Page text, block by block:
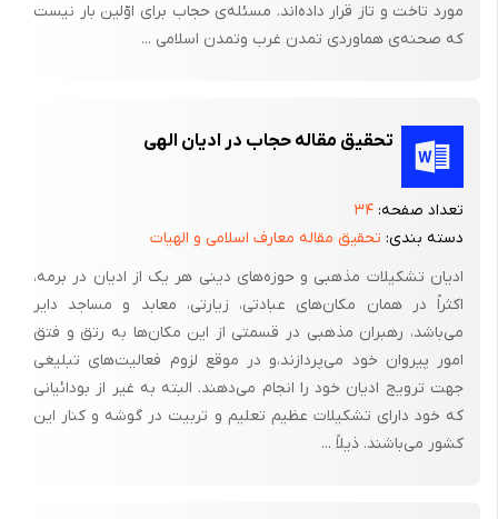
مورد تاخت‌ و تاز قرار داده‌اند. مسئله‌ی‌ حجاب‌ برای‌ اوّلین‌ بار نیست‌
که‌ صحنه‌ی‌ هماوردی‌ تمدن‌ غرب‌ وتمدن‌ اسلامی‌ ...
تحقیق مقاله حجاب در ادیان الهی
تعداد صفحه: ۳۴
دسته بندی: تحقیق مقاله معارف اسلامی و الهیات
ادیان تشکیلات مذهبى و حوزه‌هاى دینى هر یک از ادیان در برمه،
اکثراً در همان مکان‌هاى عبادتی، زیارتی، معابد و مساجد دایر
مى‌باشد، رهبران مذهبى در قسمتى از این مکان‌ها به رتق و فتق
امور پیروان خود مى‌پردازند،و در موقع لزوم فعالیت‌هاى تبلیغى
جهت ترویج ادیان خود را انجام مى‌دهند. البته به غیر از بودائیانى
که خود داراى تشکیلات عظیم تعلیم و تربیت در گوشه و کنار این
کشور مى‌باشند. ذیلاً ...